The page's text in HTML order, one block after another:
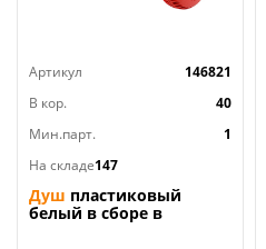
Артикул
146821
В кор.
40
Мин.парт.
1
На складе147
Душ пластиковый
белый в сборе в